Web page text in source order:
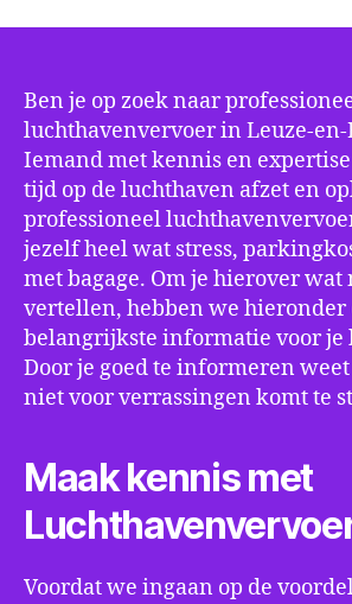
Ben je op zoek naar
luchthavenvervoer in Leuze-
Iemand met kennis en
tijd op de luchthaven afzet en
professioneel
jezelf heel wat stress,
met bagage. Om je hierover wat
vertellen, hebben we hieronder
belangrijkste informatie voor je
Door je goed te informeren
niet voor verrassingen komt te
Maak kennis met
Voordat we ingaan op de